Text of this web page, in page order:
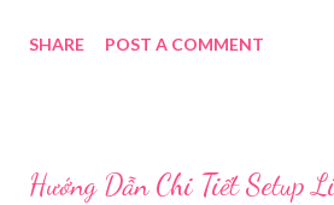
Công an tỉnh Bắc Ninh đã tiếp nhận đơn
cá nhân tại phần bình luận, để đặt hàng.
SHARE POST A COMMENT
Hướng Dẫn Chi Tiết Setup